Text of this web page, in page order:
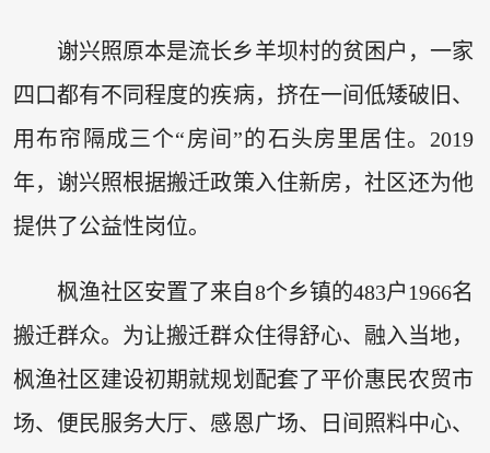
谢兴照原本是流长乡羊坝村的贫困户，一家
四口都有不同程度的疾病，挤在一间低矮破旧、
用布帘隔成三个“房间”的石头房里居住。2019
年，谢兴照根据搬迁政策入住新房，社区还为他
提供了公益性岗位。
枫渔社区安置了来自8个乡镇的483户1966名
搬迁群众。为让搬迁群众住得舒心、融入当地，
枫渔社区建设初期就规划配套了平价惠民农贸市
场、便民服务大厅、感恩广场、日间照料中心、